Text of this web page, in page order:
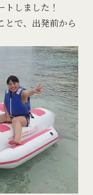
しました！
とで、出発前から